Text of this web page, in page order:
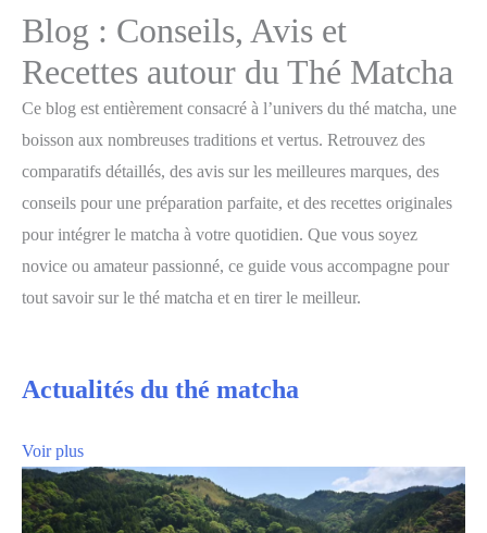
Blog : Conseils, Avis et
Recettes autour du Thé Matcha
Ce blog est entièrement consacré à l’univers du thé matcha, une
boisson aux nombreuses traditions et vertus. Retrouvez des
comparatifs détaillés, des avis sur les meilleures marques, des
conseils pour une préparation parfaite, et des recettes originales
pour intégrer le matcha à votre quotidien. Que vous soyez
novice ou amateur passionné, ce guide vous accompagne pour
tout savoir sur le thé matcha et en tirer le meilleur.
Actualités du thé matcha
Voir plus